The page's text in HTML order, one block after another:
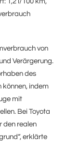
von
Verärgerung.
des
können, indem
mit
Bei Toyota
den realen
erklärte